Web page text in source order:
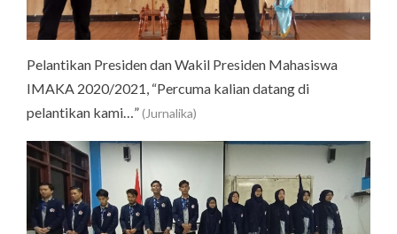
Pelantikan Presiden dan Wakil Presiden Mahasiswa
IMAKA 2020/2021, “Percuma kalian datang di
pelantikan kami…”(Jurnalika)